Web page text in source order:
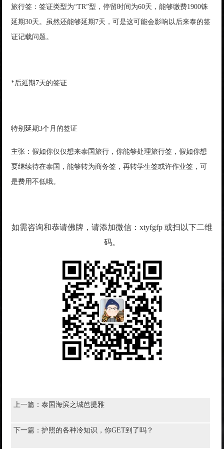
旅行签：签证类型为“TR”型，停留时间为60天，能够缴费1900铢
延期30天。虽然还能够延期7天，可是这可能会影响以后来泰的签
证记载问题。
*后延期7天的签证
特别延期3个月的签证
主张：假如你仅仅想来泰国旅行，你能够处理旅行签，假如你想
要继续待在泰国，能够转为商务签，再转学生签或许作业签，可
是费用不低哦。
如需咨询和恭请佛牌，请添加微信：xtyfgfp 或扫以下二维
码。
上一篇：泰国海滨之城芭提雅
下一篇：护照的各种冷知识，你GET到了吗？